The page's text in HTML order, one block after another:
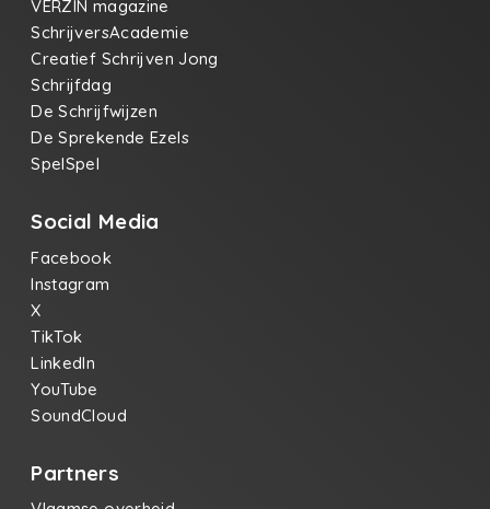
VERZIN magazine
SchrijversAcademie
Creatief Schrijven Jong
Schrijfdag
De Schrijfwijzen
De Sprekende Ezels
SpelSpel
Social Media
Facebook
Instagram
X
TikTok
LinkedIn
YouTube
SoundCloud
Partners